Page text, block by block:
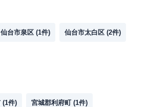
仙台市泉区 (1件) 仙台市太白区 (2件)
(1件) 宮城郡利府町 (1件)